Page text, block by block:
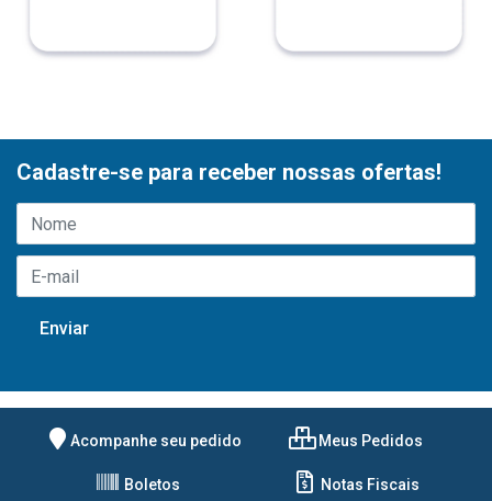
Cadastre-se para receber nossas ofertas!
Acompanhe seu pedido Meus Pedidos
Boletos Notas Fiscais